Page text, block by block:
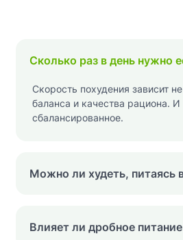
Сколько раз в день нужно
Скорость похудения зависит
баланса и качества рациона.
сбалансированное.
Можно ли худеть, питаясь
Влияет ли дробное